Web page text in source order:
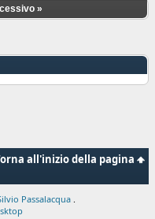
»
all'inizio della pagina
Passalacqua